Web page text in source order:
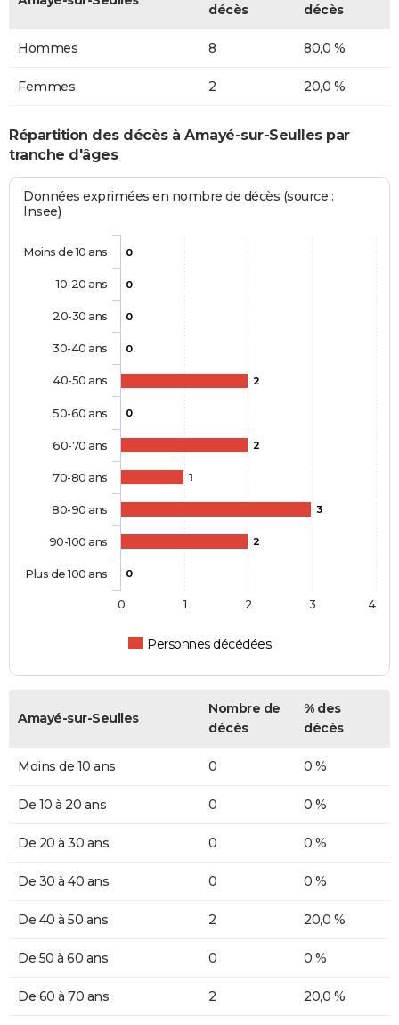
décès décès
Hommes 8 80,0 %
Femmes 2 20,0 %
Répartition des décès à Amayé-sur-Seulles par
tranche d'âges
Données exprimées en nombre de décès (source :
Insee)
0
0
0
0
2
0
2
1
3
2
0
Personnes décédées
Moins de 10 ans
10-20 ans
20-30 ans
30-40 ans
40-50 ans
50-60 ans
60-70 ans
70-80 ans
80-90 ans
90-100 ans
Plus de 100 ans
0 1 2 3 4
Amayé-sur-Seulles
Nombre de
décès
% des
décès
Moins de 10 ans 0 0 %
De 10 à 20 ans 0 0 %
De 20 à 30 ans 0 0 %
De 30 à 40 ans 0 0 %
De 40 à 50 ans 2 20,0 %
De 50 à 60 ans 0 0 %
De 60 à 70 ans 2 20,0 %